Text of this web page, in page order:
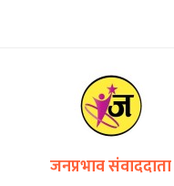
जनप्रभाव संवाददाता